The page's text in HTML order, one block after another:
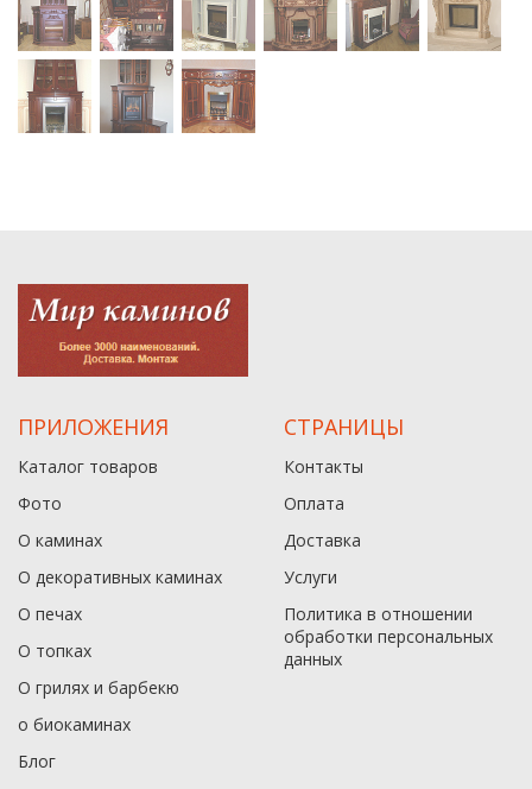
ПРИЛОЖЕНИЯ
Каталог товаров
Фото
О каминах
О декоративных каминах
О печах
О топках
О грилях и барбекю
о биокаминах
Блог
СТРАНИЦЫ
Контакты
Оплата
Доставка
Услуги
Политика в отношении
обработки персональных
данныx